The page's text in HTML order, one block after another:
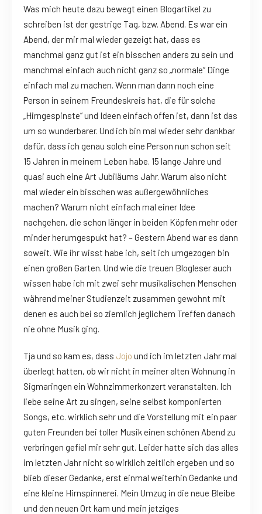
Was mich heute dazu bewegt einen Blogartikel zu
schreiben ist der gestrige Tag, bzw. Abend. Es war ein
Abend, der mir mal wieder gezeigt hat, dass es
manchmal ganz gut ist ein bisschen anders zu sein und
manchmal einfach auch nicht ganz so „normale“ Dinge
einfach mal zu machen. Wenn man dann noch eine
Person in seinem Freundeskreis hat, die für solche
„Hirngespinste“ und Ideen einfach offen ist, dann ist das
um so wunderbarer. Und ich bin mal wieder sehr dankbar
dafür, dass ich genau solch eine Person nun schon seit
15 Jahren in meinem Leben habe. 15 lange Jahre und
quasi auch eine Art Jubiläums Jahr. Warum also nicht
mal wieder ein bisschen was außergewöhnliches
machen? Warum nicht einfach mal einer Idee
nachgehen, die schon länger in beiden Köpfen mehr oder
minder herumgespukt hat? – Gestern Abend war es dann
soweit. Wie ihr wisst habe ich, seit ich umgezogen bin
einen großen Garten. Und wie die treuen Blogleser auch
wissen habe ich mit zwei sehr musikalischen Menschen
während meiner Studienzeit zusammen gewohnt mit
denen es auch bei so ziemlich jeglichem Treffen danach
nie ohne Musik ging.
Tja und so kam es, dass Jojo und ich im letzten Jahr mal
überlegt hatten, ob wir nicht in meiner alten Wohnung in
Sigmaringen ein Wohnzimmerkonzert veranstalten. Ich
liebe seine Art zu singen, seine selbst komponierten
Songs, etc. wirklich sehr und die Vorstellung mit ein paar
guten Freunden bei toller Musik einen schönen Abend zu
verbringen gefiel mir sehr gut. Leider hatte sich das alles
im letzten Jahr nicht so wirklich zeitlich ergeben und so
blieb dieser Gedanke, erst einmal weiterhin Gedanke und
eine kleine Hirnspinnerei. Mein Umzug in die neue Bleibe
und den neuen Ort kam und mein jetziges